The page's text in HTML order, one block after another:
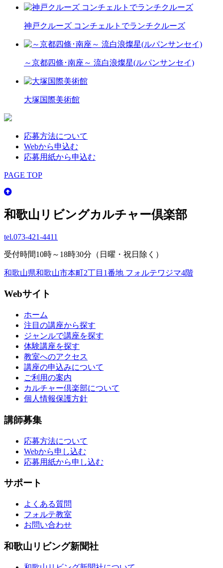
神戸クルーズ コンチェルトでランチクルーズ
～京都四條･南座～ 流白浪燦星(ルパンサンセイ)
大塚国際美術館
応募方法について
Webから申込む
応募用紙から申込む
PAGE TOP
和歌山リビングカルチャー倶楽部
tel.073-421-4411
受付時間10時～18時30分（日曜・祝日除く）
和歌山県和歌山市本町2丁目1番地 フォルテワジマ4階
Webサイト
ホーム
注目の講座から探す
ジャンルで講座を探す
体験講座を探す
教室へのアクセス
講座の申込みについて
ご利用の案内
カルチャー倶楽部について
個人情報保護方針
講師募集
応募方法について
Webから申し込む
応募用紙から申し込む
サポート
よくある質問
フォルテ教室
お問い合わせ
和歌山リビング新聞社